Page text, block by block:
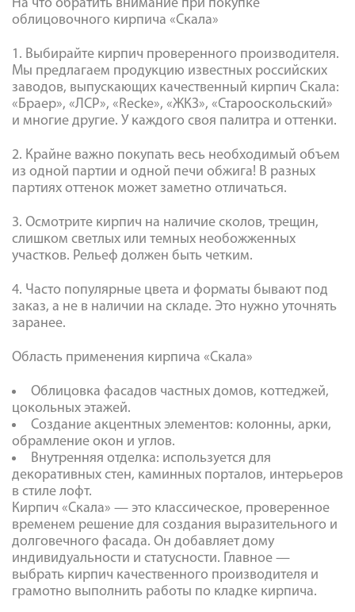
На что обратить внимание при покупке
облицовочного кирпича «Скала»
1. Выбирайте кирпич проверенного производителя.
Мы предлагаем продукцию известных российских
заводов, выпускающих качественный кирпич Скала:
«Браер», «ЛСР», «Recke», «ЖКЗ», «Старооскольский»
и многие другие. У каждого своя палитра и оттенки.
2. Крайне важно покупать весь необходимый объем
из одной партии и одной печи обжига! В разных
партиях оттенок может заметно отличаться.
3. Осмотрите кирпич на наличие сколов, трещин,
слишком светлых или темных необожженных
участков. Рельеф должен быть четким.
4. Часто популярные цвета и форматы бывают под
заказ, а не в наличии на складе. Это нужно уточнять
заранее.
Область применения кирпича «Скала»
Облицовка фасадов частных домов, коттеджей,
цокольных этажей.
Создание акцентных элементов: колонны, арки,
обрамление окон и углов.
Внутренняя отделка: используется для
декоративных стен, каминных порталов, интерьеров
в стиле лофт.
Кирпич «Скала» — это классическое, проверенное
временем решение для создания выразительного и
долговечного фасада. Он добавляет дому
индивидуальности и статусности. Главное —
выбрать кирпич качественного производителя и
грамотно выполнить работы по кладке кирпича.